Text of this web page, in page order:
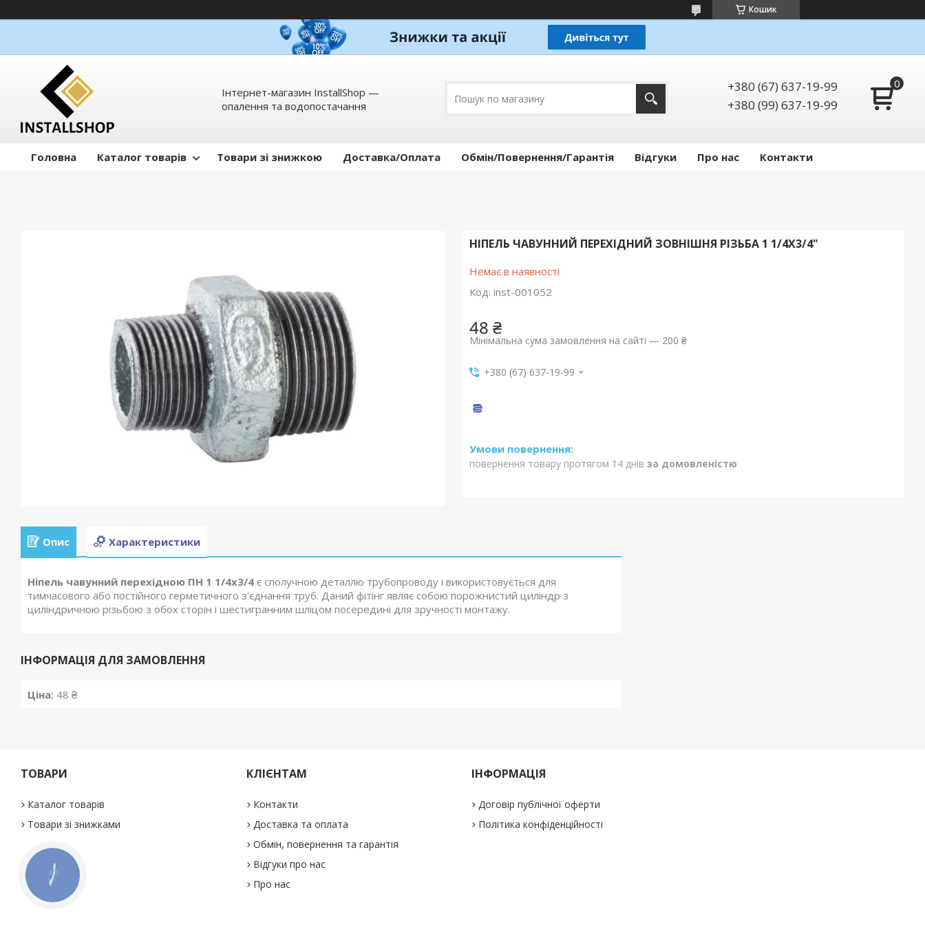
Кошик
Інтернет-магазин InstallShop —
опалення та водопостачання
+380 (67) 637-19-99
+380 (99) 637-19-99
Головна Каталог товарів Товари зі знижкою Доставка/Оплата Обмін/Повернення/Гарантія Відгуки Про нас Контакти
НІПЕЛЬ ЧАВУННИЙ ПЕРЕХІДНИЙ ЗОВНІШНЯ РІЗЬБА 1 1/4X3/4"
Немає в наявності
Код: inst-001052
48 ₴
Мінімальна сума замовлення на сайті — 200 ₴
+380 (67) 637-19-99
повернення товару протягом 14 днів за домовленістю
Опис Характеристики
Ніпель чавунний перехідною ПН 1 1/4x3/4 є сполучною деталлю трубопроводу і використовується для
тимчасового або постійного герметичного з'єднання труб. Даний фітінг являє собою порожнистий циліндр з
циліндричною різьбою з обох сторін і шестигранним шліцом посередині для зручності монтажу.
ІНФОРМАЦІЯ ДЛЯ ЗАМОВЛЕННЯ
Ціна: 48 ₴
ТОВАРИ
Каталог товарів
Товари зі знижками
КЛІЄНТАМ
Контакти
Доставка та оплата
Обмін, повернення та гарантія
Відгуки про нас
Про нас
ІНФОРМАЦІЯ
Договір публічної оферти
Політика конфіденційності
КНОПКА
ЗВ'ЯЗКУ